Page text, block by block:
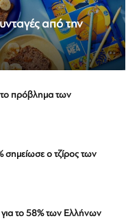
από την
το πρόβλημα των
ο τζίρος των
το 58% των Ελλήνων